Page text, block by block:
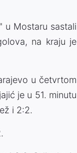
u Mostaru sastali
na kraju je
u četvrtom
je u 51. minutu
i 2:2.